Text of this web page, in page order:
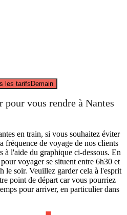
les tarifsDemain
vous rendre à Nantes
en train, si vous souhaitez éviter
de voyage de nos clients
à l'aide du graphique ci-dessous. En
voyager se situent entre 6h30 et
le soir. Veuillez garder cela à l'esprit
point de départ car vous pourriez
pour arriver, en particulier dans